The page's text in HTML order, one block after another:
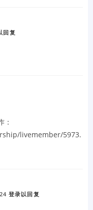
回复
：
livemember/5973.
登录以回复